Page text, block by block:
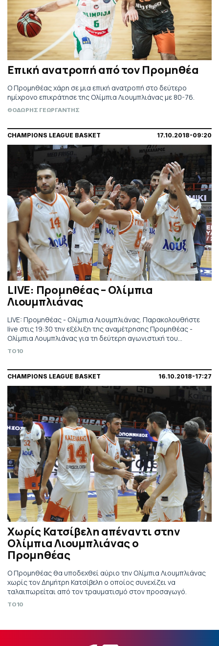
Επική ανατροπή από τον Προμηθέα
Ο Προμηθέας χάρη σε μια επική ανατροπή στο δεύτερο
ημίχρονο επικράτησε της Ολίμπια Λιουμπλιάνας με 80-76.
ΘΟΔΩΡΗΣ ΓΕΩΡΓΑΝΤΗΣ
CHAMPIONS LEAGUE BASKET 17.10.2018-09:20
LIVE: Προμηθέας – Ολίμπια
Λιουμπλιάνας
LIVE: Προμηθέας - Ολίμπια Λιουμπλιάνας. Παρακολουθήστε
live στις 19:30 την εξέλιξη της αναμέτρησης Προμηθέας -
Ολίμπια Λουμπλιάνας για τη δεύτερη αγωνιστική του
Basketball Champions League.
TO10
CHAMPIONS LEAGUE BASKET 16.10.2018-17:27
Χωρίς Κατσίβελη απέναντι στην
Ολίμπια Λιουμπλιάνας ο
Προμηθέας
Ο Προμηθέας θα υποδεχθεί αύριο την Ολίμπια Λιουμπλιάνας
χωρίς τον Δημήτρη Κατσίβελη ο οποίος συνεχίζει να
ταλαιπωρείται από τον τραυματισμό στον προσαγωγό.
TO10